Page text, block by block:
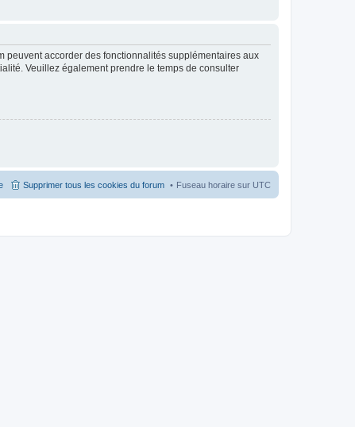
peuvent accorder des fonctionnalités supplémentaires aux
Veuillez également prendre le temps de consulter
Fuseau horaire sur UTC
Supprimer tous les cookies du forum